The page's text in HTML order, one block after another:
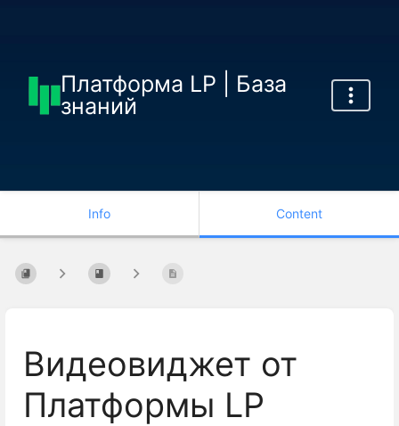
Платформа LP | База
знаний
Info Content
Видеовиджет от
Платформы LP